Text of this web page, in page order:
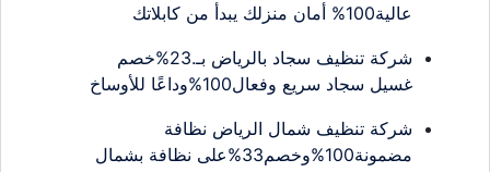
عالية100% أمان منزلك يبدأ من كابلاتك
شركة تنظيف سجاد بالرياض بـ.23%خصم
غسيل سجاد سريع وفعال100%وداعًا للأوساخ
شركة تنظيف شمال الرياض نظافة
مضمونة100%وخصم33%على نظافة بشمال